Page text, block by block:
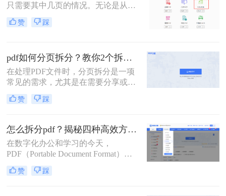
只需要其中几页的情况。无论是从一
份庞大的报告中提取关键章节，还是
将扫描合并的发票重新分开，“拆分
有页面，不如精准地提取所需部分，
这样既高效又专业。
赞 踩
pdf如何分页拆分？教你2个拆分方法！
在处理PDF文件时，分页拆分是一项
常见的需求，尤其是在需要分享或打
印部分页面时。那么pdf如何分页拆分
呢？本文将介绍两种分页拆分PDF的
分任务。
赞 踩
怎么拆分pdf？揭秘四种高效方法，总有一款适合你！
在数字化办公和学习的今天，
PDF（Portable Document Format）因
其跨平台、格式固定的特性，已成为
我们日常工作中最常用的文件格式之
赞 踩